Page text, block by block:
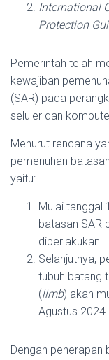
International
Protection
Pemerintah telah
kewajiban
(SAR) pada
seluler dan
Menurut rencana
pemenuhan
yaitu:
Mulai tanggal
batasan SAR
diberlakukan.
Selanjutnya,
tubuh batang
(limb) akan
Agustus 2024.
Dengan penerapan